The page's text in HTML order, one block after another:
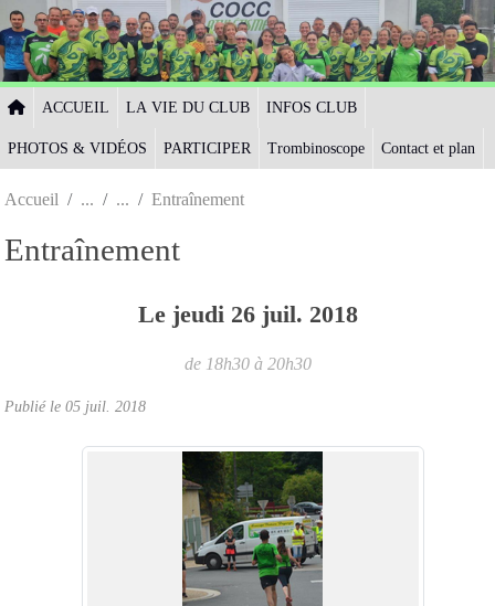
ACCUEIL LA VIE DU CLUB INFOS CLUB
PHOTOS & VIDÉOS PARTICIPER Trombinoscope Contact et plan
Accueil Entraînement
Entraînement
Le jeudi 26 juil. 2018
de 18h30 à 20h30
Publié le 05 juil. 2018
Panneau de gestion des cookies